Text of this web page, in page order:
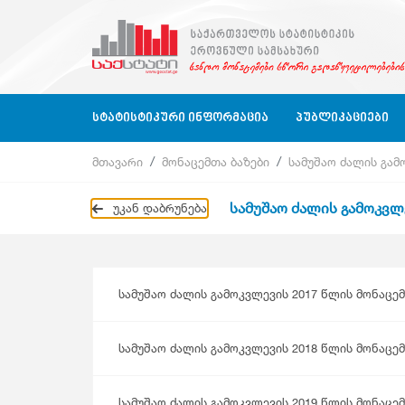
ᲡᲢᲐᲢᲘᲡᲢᲘᲙᲣᲠᲘ ᲘᲜᲤᲝᲠᲛᲐᲪᲘᲐ
Ბიზნეს Სექტორი
Ბიზნეს Რეგისტრი
Გარემოს Სტატისტიკა
ᲞᲣᲑᲚᲘᲙᲐᲪᲘᲔᲑᲘ
Კვარტალური
Წლიური
Ბიზნეს Სტატისტიკა
Გარემოს Სტატისტიკა
Ბიზნეს Სექტორი
Განათლება, Მეცნიერება, Კულტურა
მთავარი მონაცემთა ბაზები სამუშაო ძალის
უკან დაბრუნება სამუშაო ძალის
სამუშაო ძალის გამოკვლევის 2017 წლის
სამუშაო ძალის გამოკვლევის 2018 წლის